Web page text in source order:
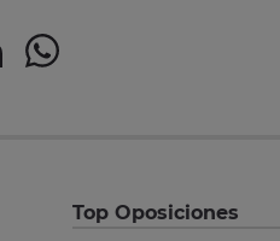
Top Oposiciones